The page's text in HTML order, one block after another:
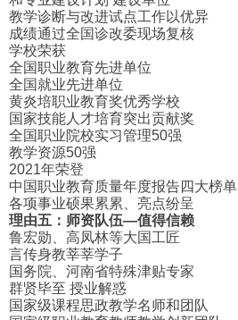
教学诊断与改进试点工作以优异
成绩通过全国诊改委现场复核
学校荣获
全国职业教育先进单位
全国就业先进单位
黄炎培职业教育奖优秀学校
国家技能人才培育突出贡献奖
全国职业院校实习管理50强
教学资源50强
2021年荣登
中国职业教育质量年度报告四大榜单
各项事业硕果累累、亮点纷呈
理由五：师资队伍—值得信赖
鲁宏勋、高凤林等大国工匠
言传身教莘莘学子
国务院、河南省特殊津贴专家
群贤毕至 授业解惑
国家级课程思政教学名师和团队